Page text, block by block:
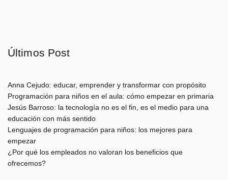
Últimos Post
Anna Cejudo: educar, emprender y transformar con propósito
Programación para niños en el aula: cómo empezar en primaria
Jesús Barroso: la tecnología no es el fin, es el medio para una
educación con más sentido
Lenguajes de programación para niños: los mejores para
empezar
¿Por qué los empleados no valoran los beneficios que
ofrecemos?